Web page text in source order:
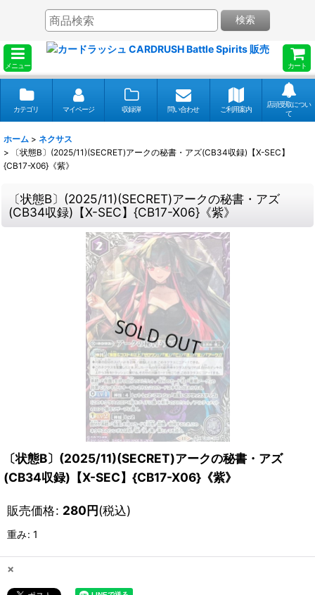
メニュー カート
検索
カテゴリ マイページ 収録弾 問い合わせ ご利用案内
店頭受取につい
て
ホーム > ネクサス
>
〔状態B〕(2025/11)(SECRET)アークの秘書・アズ(CB34収録)【X-SEC】
{CB17-X06}《紫》
〔状態B〕(2025/11)(SECRET)アークの秘書・アズ
(CB34収録)【X-SEC】{CB17-X06}《紫》
〔状態B〕(2025/11)(SECRET)アークの秘書・アズ
(CB34収録)【X-SEC】{CB17-X06}《紫》
販売価格: 280円(税込)
重み: 1
×